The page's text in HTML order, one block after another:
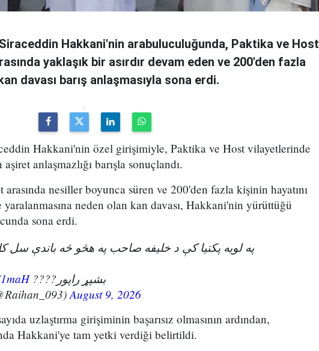
Hakkani'nin arabuluculuğunda, Paktika ve Host
yaklaşık bir asırdır devam eden ve 200'den fazla
davası barış anlaşmasıyla sona erdi.
Hakkani'nin özel girişimiyle, Paktika ve Host vilayetlerinde
anlaşmazlığı barışla sonuçlandı.
nesiller boyunca süren ve 200'den fazla kişinin hayatını
neden olan kan davası, Hakkani'nin yürüttüğü
sona erdi.
په لویه پکتیا کې د خلیفه صاحب په هڅو څه باندې سل
بشپړ راپور????
August 9, 2026
uzlaştırma girişiminin başarısız olmasının ardından,
Hakkani'ye tam yetki verdiği belirtildi.